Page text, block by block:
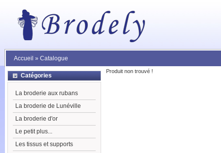
Accueil » Catalogue
Produit non trouvé !
Catégories
La broderie aux rubans
La broderie de Lunéville
La broderie d'or
Le petit plus...
Les tissus et supports